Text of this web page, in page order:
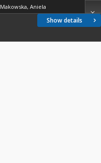
Show details
Makowska, Aniela